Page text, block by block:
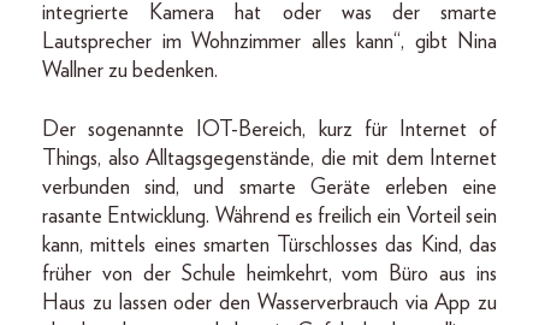
integrierte Kamera hat oder was der smarte
Lautsprecher im Wohnzimmer alles kann“, gibt Nina
Wallner zu bedenken.
Der sogenannte IOT-Bereich, kurz für Internet of
Things, also Alltagsgegenstände, die mit dem Internet
verbunden sind, und smarte Geräte erleben eine
rasante Entwicklung. Während es freilich ein Vorteil sein
kann, mittels eines smarten Türschlosses das Kind, das
früher von der Schule heimkehrt, vom Büro aus ins
Haus zu lassen oder den Wasserverbrauch via App zu